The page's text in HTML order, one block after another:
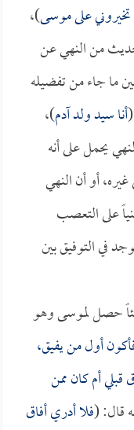
تخيروني على موسى)،
من النهي عن
ما جاء من تفضيله
(أنا سيد ولد آدم)،
يحمل على أنه
أو أن النهي
على التعصب
في التوفيق بين
حصل لموسى وهو
أول من يفيق،
أم كان ممن
قال: (فلا أدري أفاق